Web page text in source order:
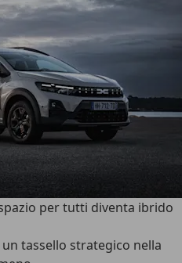
per tutti diventa ibrido
tassello strategico nella